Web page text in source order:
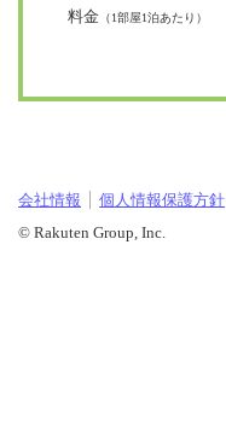
料金 （1部屋1泊あたり）
会社情報 個人情報保護方針
© Rakuten Group, Inc.